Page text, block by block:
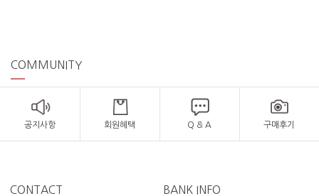
COMMUNITY
공지사항 회원혜택 Q & A 구매후기
CONTACT BANK INFO